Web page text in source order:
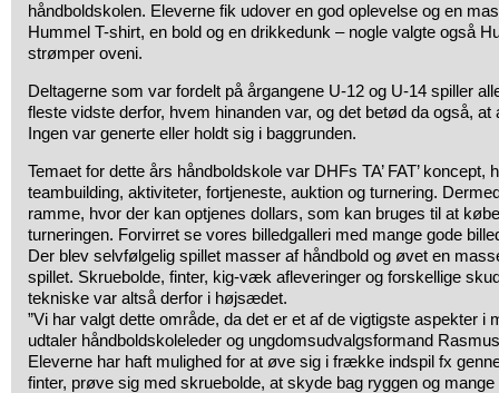
håndboldskolen. Eleverne fik udover en god oplevelse og en
Hummel T-shirt, en bold og en drikkedunk – nogle valgte også
strømper oveni.
Deltagerne som var fordelt på årgangene U-12 og U-14 spiller
fleste vidste derfor, hvem hinanden var, og det betød da også, at
Ingen var generte eller holdt sig i baggrunden.
Temaet for dette års håndboldskole var DHFs TA’ FAT’ koncept,
teambuilding, aktiviteter, fortjeneste, auktion og turnering. Dermed
ramme, hvor der kan optjenes dollars, som kan bruges til at
turneringen. Forvirret se vores billedgalleri med mange gode
Der blev selvfølgelig spillet masser af håndbold og øvet en
spillet. Skruebolde, finter, kig-væk afleveringer og forskellige
tekniske var altså derfor i højsædet.
”Vi har valgt dette område, da det er et af de vigtigste aspekter i
udtaler håndboldskoleleder og ungdomsudvalgsformand
Eleverne har haft mulighed for at øve sig i frække indspil fx
finter, prøve sig med skruebolde, at skyde bag ryggen og